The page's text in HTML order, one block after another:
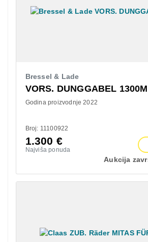
Bressel & Lade
VORS. DUNGGABEL
Godina proizvodnje 2022
Broj: 11100922
1.300 €
Najviša ponuda
Aukcija